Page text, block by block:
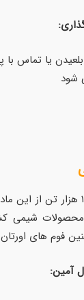
یا تماس با
شود
در سال ۱۹۹۹ تقریبا
شیمی
فوم های اورتان
آمین: